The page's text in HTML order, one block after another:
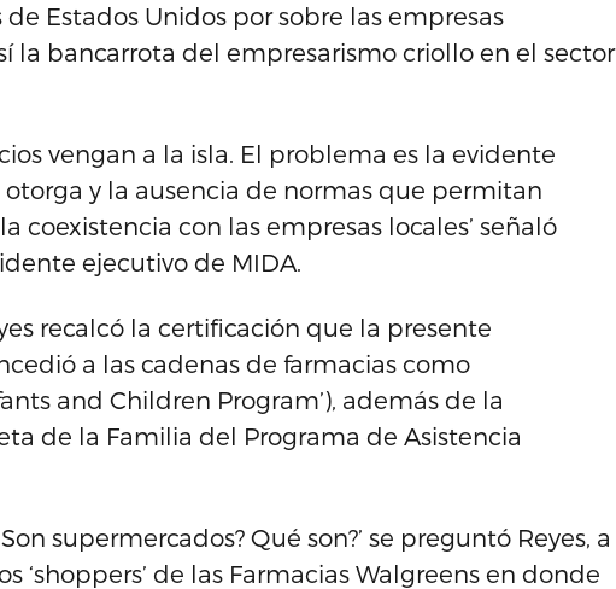
Estados Unidos por sobre las empresas
la bancarrota del empresarismo criollo en el sector
vengan a la isla. El problema es la evidente
y la ausencia de normas que permitan
coexistencia con las empresas locales’ señaló
ejecutivo de MIDA.
recalcó la certificación que la presente
a las cadenas de farmacias como
and Children Program’), además de la
de la Familia del Programa de Asistencia
supermercados? Qué son?’ se preguntó Reyes, a
‘shoppers’ de las Farmacias Walgreens en donde